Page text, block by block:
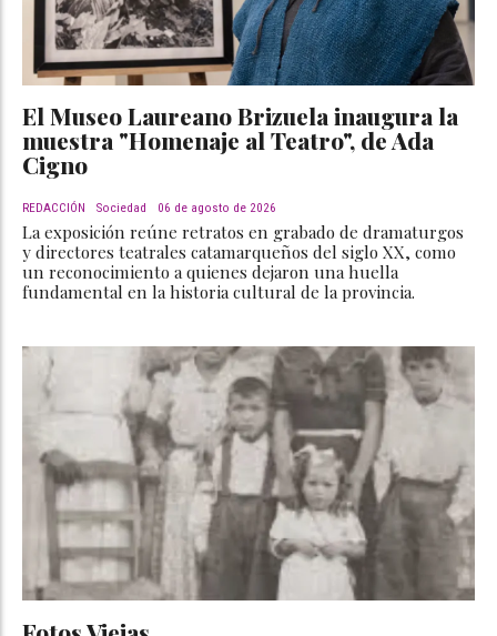
El Museo Laureano Brizuela inaugura la
muestra "Homenaje al Teatro", de Ada
Cigno
REDACCIÓN Sociedad 06 de agosto de 2026
La exposición reúne retratos en grabado de dramaturgos
y directores teatrales catamarqueños del siglo XX, como
un reconocimiento a quienes dejaron una huella
fundamental en la historia cultural de la provincia.